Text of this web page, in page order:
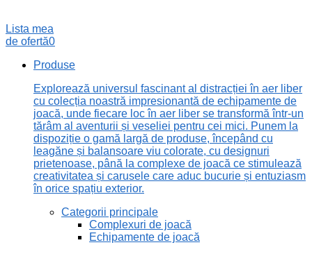
Lista mea
de ofertă0
Produse
Explorează universul fascinant al distracției în aer liber
cu colecția noastră impresionantă de echipamente de
joacă, unde fiecare loc în aer liber se transformă într-un
tărâm al aventurii și veseliei pentru cei mici. Punem la
dispoziție o gamă largă de produse, începând cu
leagăne și balansoare viu colorate, cu designuri
prietenoase, până la complexe de joacă ce stimulează
creativitatea și carusele care aduc bucurie și entuziasm
în orice spațiu exterior.
Categorii principale
Complexuri de joacă
Echipamente de joacă